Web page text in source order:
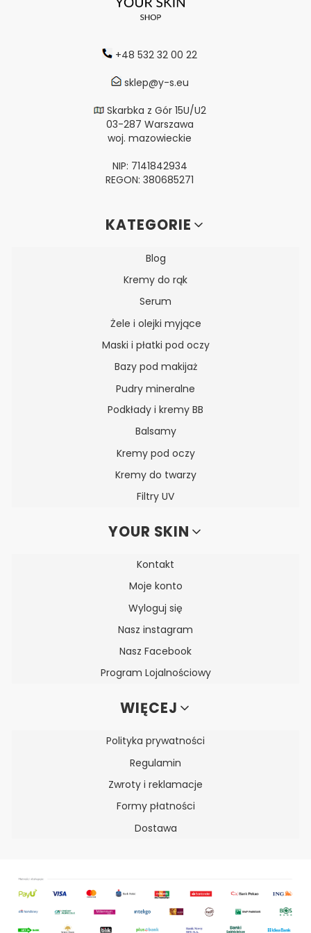
+48 532 32 00 22
sklep@y-s.eu
Skarbka z Gór 15U/U2
03-287 Warszawa
woj. mazowieckie
NIP: 7141842934
REGON: 380685271
Linki w stopceKATEGORIE
Blog
Kremy do rąk
Serum
Żele i olejki myjące
Maski i płatki pod oczy
Bazy pod makijaż
Pudry mineralne
Podkłady i kremy BB
Balsamy
Kremy pod oczy
Kremy do twarzy
Filtry UV
YOUR SKIN
Kontakt
Moje konto
Wyloguj się
Nasz instagram
Nasz Facebook
Program Lojalnościowy
WIĘCEJ
Polityka prywatności
Regulamin
Zwroty i reklamacje
Formy płatności
Dostawa